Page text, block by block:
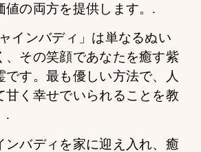
値の両方を提供します。.
インバディ」は単なるぬい
、その笑顔であなたを癒す紫
です。最も優しい方法で、人
甘く幸せでいられることを教
.
ンバディを家に迎え入れ、癒